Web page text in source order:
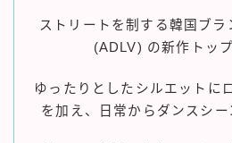
ストリートを制する韓国ブ
(ADLV) の新作トッ
ゆったりとしたシルエットに
を加え、日常からダンスシー